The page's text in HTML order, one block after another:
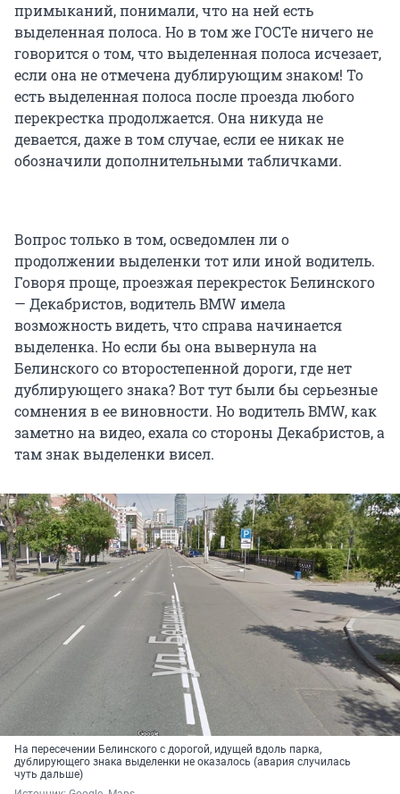
примыканий, понимали, что на ней есть
выделенная полоса. Но в том же ГОСТе ничего не
говорится о том, что выделенная полоса исчезает,
если она не отмечена дублирующим знаком! То
есть выделенная полоса после проезда любого
перекрестка продолжается. Она никуда не
девается, даже в том случае, если ее никак не
обозначили дополнительными табличками.
Вопрос только в том, осведомлен ли о
продолжении выделенки тот или иной водитель.
Говоря проще, проезжая перекресток Белинского
— Декабристов, водитель BMW имела
возможность видеть, что справа начинается
выделенка. Но если бы она вывернула на
Белинского со второстепенной дороги, где нет
дублирующего знака? Вот тут были бы серьезные
сомнения в ее виновности. Но водитель BMW, как
заметно на видео, ехала со стороны Декабристов, а
там знак выделенки висел.
На пересечении Белинского с дорогой, идущей вдоль парка,
дублирующего знака выделенки не оказалось (авария случилась
чуть дальше)